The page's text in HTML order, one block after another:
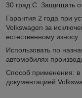
30 град.С. Защищать
Гарантия 2 года при
Volkswagen за
естественному износу.
Использовать по
автомобилях
Способ применения: в
документацией